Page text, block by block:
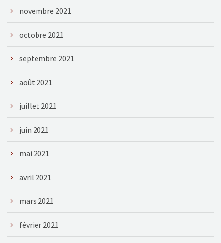
novembre 2021
octobre 2021
septembre 2021
août 2021
juillet 2021
juin 2021
mai 2021
avril 2021
mars 2021
février 2021